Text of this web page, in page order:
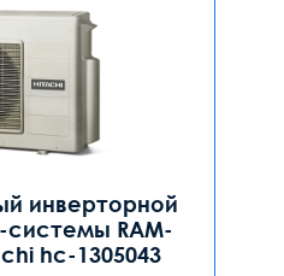
инверторной
системы RAM-
hc-1305043